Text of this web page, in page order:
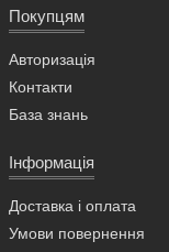
Покупцям
Авторизація
Контакти
База знань
Інформація
Доставка і оплата
Умови повернення